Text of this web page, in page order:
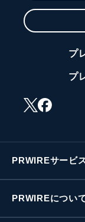
プ
プ
PRWIREサービ
PRWIREについ